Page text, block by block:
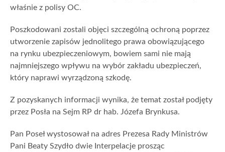
właśnie z polisy OC.
Poszkodowani zostali objęci szczególną ochroną poprzez
utworzenie zapisów jednolitego prawa obowiązującego
na rynku ubezpieczeniowym, bowiem sami nie mają
najmniejszego wpływu na wybór zakładu ubezpieczeń,
który naprawi wyrządzoną szkodę.
Z pozyskanych informacji wynika, że temat został podjęty
przez Posła na Sejm RP dr hab. Józefa Brynkusa.
Pan Poseł wystosował na adres Prezesa Rady Ministrów
Pani Beaty Szydło dwie Interpelacje prosząc